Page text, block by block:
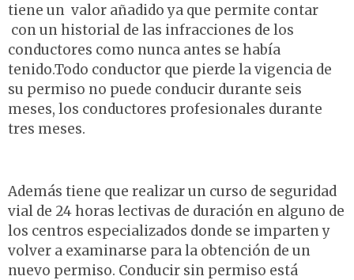
tiene un valor añadido ya que permite contar
con un historial de las infracciones de los
conductores como nunca antes se había
tenido.Todo conductor que pierde la vigencia de
su permiso no puede conducir durante seis
meses, los conductores profesionales durante
tres meses.
Además tiene que realizar un curso de seguridad
vial de 24 horas lectivas de duración en alguno de
los centros especializados donde se imparten y
volver a examinarse para la obtención de un
nuevo permiso. Conducir sin permiso está